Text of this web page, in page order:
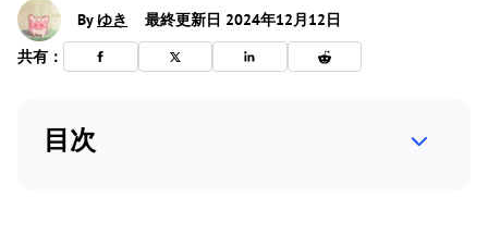
By ゆき
最終更新日 2024年12月12日
共有：
目次